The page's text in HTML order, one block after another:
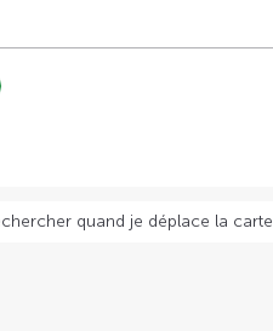
quand je déplace la carte